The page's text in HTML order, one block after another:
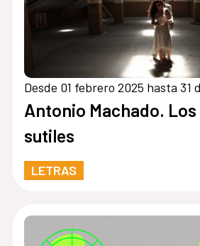
Desde 01 febrero 2025 hasta 31
Antonio Machado.
sutiles
LETRAS